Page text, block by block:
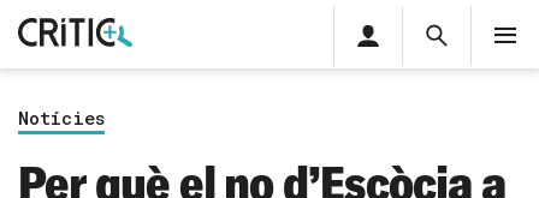
Cerca
privada
Inicia sessió
Notícies
Per què el no d’Escòcia a